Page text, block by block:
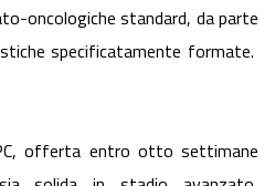
oncologiche standard, da parte
specificatamente formate.
offerta entro otto settimane